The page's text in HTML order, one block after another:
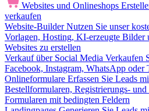
Websites und Onlineshops
verkaufen
Website-Builder Nutzen Sie unser
Vorlagen, Hosting, KI-erzeugte Bilder
Websites zu erstellen
Verkauf über Social Media Verkaufen
Facebook, Instagram, WhatsApp oder
Onlineformulare Erfassen Sie Leads
Bestellformularen, Registrierungs-
Formularen mit bedingten Feldern